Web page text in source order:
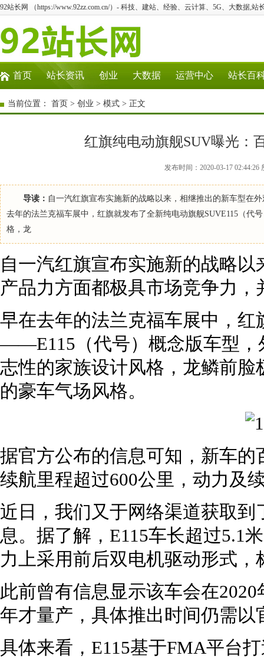
92站长网 （https://www.92zz.com.cn/）- 科技、建站、经验、云计算、5G、大数据,站
首页 站长资讯 创业 大数据 运营中心 站长百
当前位置： 首页 > 创业 > 模式 > 正文
红旗纯电动旗舰SUV曝光：
发布时间：2020-03-17
导读： 自一汽红旗宣布实施新的战略以来，相继推出的新车型在
去年的法兰克福车展中，红旗就发布了全新纯电动旗舰SUVE115（代
格，龙
自一汽红旗宣布实施新的战略
产品力方面都极具市场竞争力
早在去年的法兰克福车展中，
——E115（代号）概念版车型，
志性的家族设计风格，龙鳞前
的豪车气场风格。
据官方公布的信息可知，新车
续航里程超过600公里，动力及
近日，我们又于网络渠道获取到
息。据了解，E115车长超过5.1
力上采用前后双电机驱动形式，
此前曾有信息显示该车会在
年才量产，具体推出时间仍需以
具体来看，E115基于FMA平台